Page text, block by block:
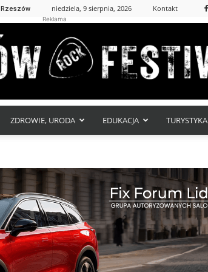
Rzeszów niedziela, 9 sierpnia, 2026 Kontakt
Reklama
ZDROWIE, URODA EDUKACJA TURYSTYKA